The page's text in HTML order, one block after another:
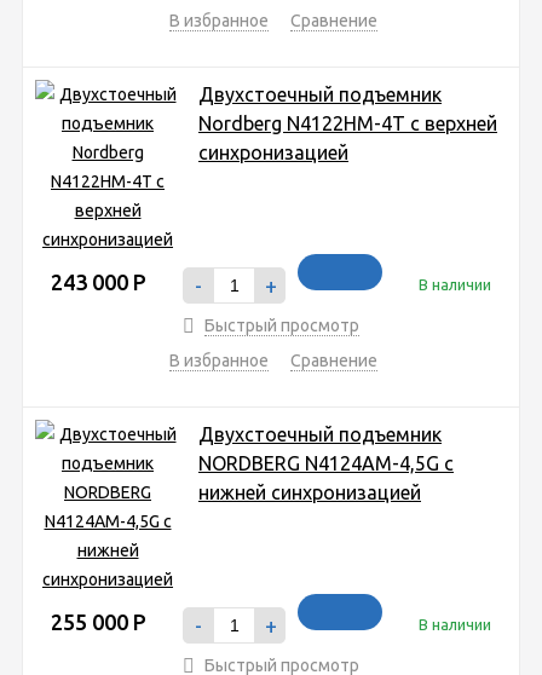
В избранное
Сравнение
Двухстоечный подъемник
Nordberg N4122HM-4T с верхней
синхронизацией
243 000 Р - + В наличии
Быстрый просмотр
В избранное
Сравнение
Двухстоечный подъемник
NORDBERG N4124AM-4,5G с
нижней синхронизацией
255 000 Р - + В наличии
Быстрый просмотр